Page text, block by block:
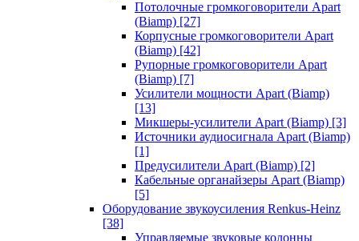
Потолочные громкоговорители Apart
(Biamp) [27]
Корпусные громкоговорители Apart
(Biamp) [42]
Рупорные громкоговорители Apart
(Biamp) [7]
Усилители мощности Apart (Biamp)
[13]
Микшеры-усилители Apart (Biamp) [3]
Источники аудиосигнала Apart (Biamp)
[1]
Предусилители Apart (Biamp) [2]
Кабельные органайзеры Apart (Biamp)
[5]
Оборудование звукоусиления Renkus-Heinz
[38]
Управляемые звуковые колонны